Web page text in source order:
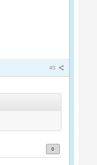
#3
0